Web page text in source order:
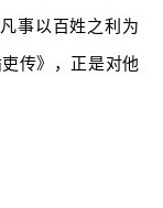
事以百姓之利为
传》，正是对他